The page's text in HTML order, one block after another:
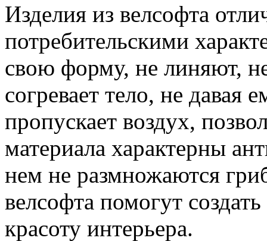
Изделия из велсофта
потребительскими
свою форму, не линяют,
согревает тело, не давая
пропускает воздух,
материала характерны
нем не размножаются
велсофта помогут
красоту интерьера.